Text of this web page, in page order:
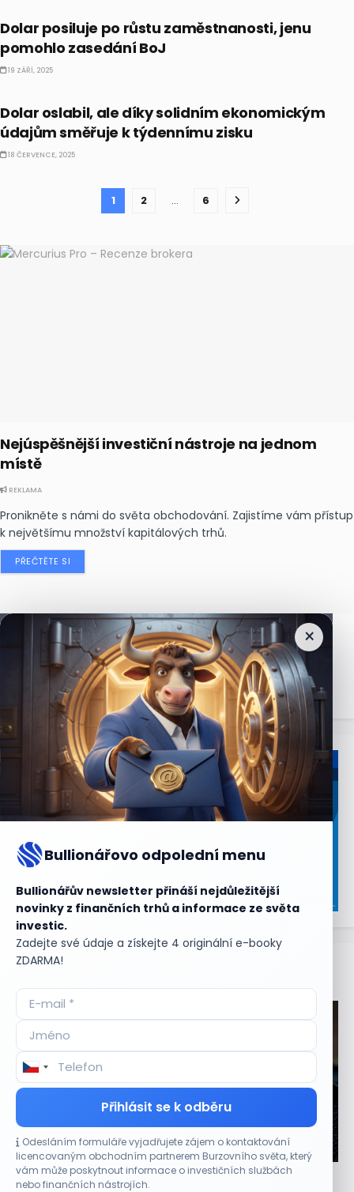
Dolar posiluje po růstu zaměstnanosti, jenu
pomohlo zasedání BoJ
19 ZÁŘÍ, 2025
Dolar oslabil, ale díky solidním ekonomickým
údajům směřuje k týdennímu zisku
18 ČERVENCE, 2025
1 2 … 6
Nejúspěšnější investiční nástroje na jednom
místě
REKLAMA
Pronikněte s námi do světa obchodování. Zajistíme vám přístup
k největšímu množství kapitálových trhů.
PŘEČTĚTE SI
×
Bullionářovo odpolední menu
Bullionářův newsletter přináší nejdůležitější
novinky z finančních trhů a informace ze světa
investic.
Zadejte své údaje a získejte 4 originální e-booky
ZDARMA!
Přihlásit se k odběru
Odesláním formuláře vyjadřujete zájem o kontaktování
licencovaným obchodním partnerem Burzovního světa, který
vám může poskytnout informace o investičních službách
nebo finančních nástrojích.
Nejčtenějšízprávy
Aktuální
CO HÝBE TRHEM
Výsledky společností jsou silné. Proč to akciový